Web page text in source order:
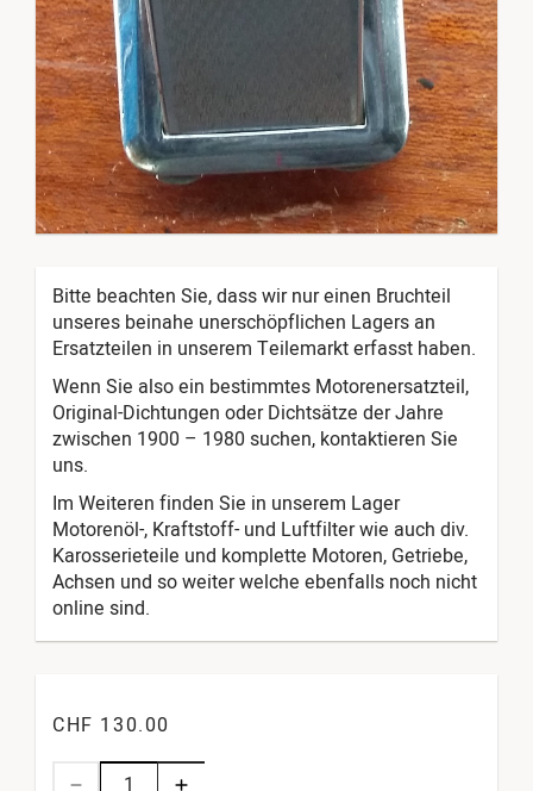
Bitte beachten Sie, dass wir nur einen Bruchteil
unseres beinahe unerschöpflichen Lagers an
Ersatzteilen in unserem Teilemarkt erfasst haben.
Wenn Sie also ein bestimmtes Motorenersatzteil,
Original-Dichtungen oder Dichtsätze der Jahre
zwischen 1900 – 1980 suchen, kontaktieren Sie
uns.
Im Weiteren finden Sie in unserem Lager
Motorenöl-, Kraftstoff- und Luftfilter wie auch div.
Karosserieteile und komplette Motoren, Getriebe,
Achsen und so weiter welche ebenfalls noch nicht
online sind.
CHF 130.00